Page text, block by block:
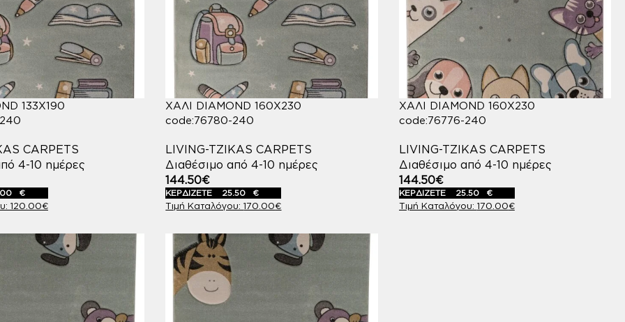
133X190
CARPETS
4-10 ημέρες
120.00€
€
ΧΑΛΙ DIAMOND 160X230
code:76780-240
LIVING-TZIKAS CARPETS
Διαθέσιμο από 4-10 ημέρες
170.00€
144.50€
ΚΕΡΔΙΖΕΤΕ 25.50 €
ΧΑΛΙ DIAMOND 160X230
code:76776-240
LIVING-TZIKAS CARPETS
Διαθέσιμο από 4-10 ημέρες
170.00€
144.50€
ΚΕΡΔΙΖΕΤΕ 25.50 €